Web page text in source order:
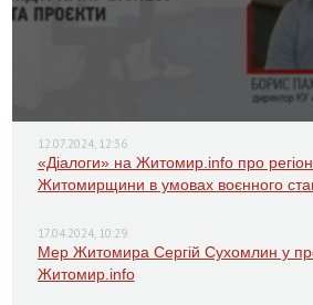
12.07.2024, 12:36
«Діалоги» на Житомир.info про
Житомирщини в умовах воєнного
17.04.2024, 10:29
Мер Житомира Сергій Сухомлин у
Житомир.info